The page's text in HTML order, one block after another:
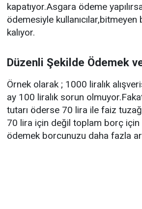
kapatıyor.Asgara ödeme
ödemesiyle
kalıyor.
Düzenli Şekilde Ödemek
Örnek olarak ; 1000 liralık
ay 100 liralık sorun
tutarı öderse 70 lira ile faiz
70 lira için değil toplam borç
ödemek borcunuzu daha fazla